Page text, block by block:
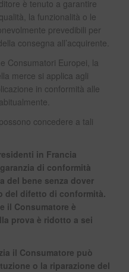
è tenuto a garantire
la funzionalità o le
prevedibili per
consegna all’acquirente.
Consumatori Europei, la
merce si applica agli
in conformità alle
concedere a tali
in Francia
di conformità
del bene senza dover
del difetto di conformità.
il Consumatore è
prova è ridotto a sei
il Consumatore può
o la riparazione del